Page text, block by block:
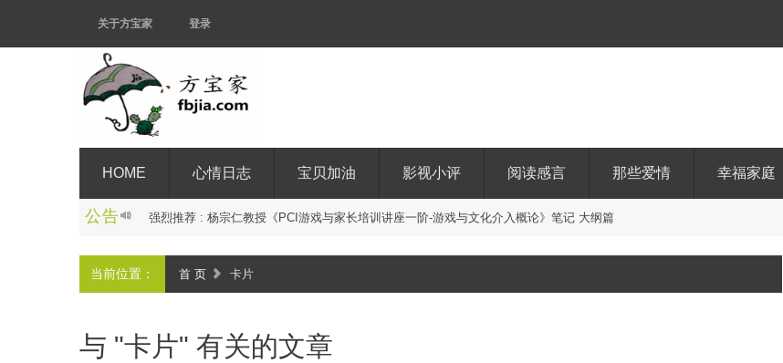
关于方宝家 登录
HOME 心情日志 宝贝加油 影视小评 阅读感言 那些爱情 幸福家庭
公告 强烈推荐 : 杨宗仁教授 《 PC 游戏与家长培训 讲座一阶-游戏与文化介 入概论》 笔记 大纲篇
当前位置： 首 页 卡片
与 "卡片" 有关的文章